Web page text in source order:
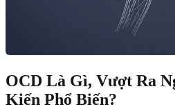
OCD Là Gì, Vượt Ra
Kiến Phổ Biến?